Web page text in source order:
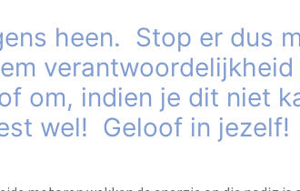
heen. Stop er dus
verantwoordelijkheid
om, indien je dit niet
wel! Geloof in jezelf!